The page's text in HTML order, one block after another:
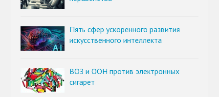
Пять сфер ускоренного развития
искусственного интеллекта
ВОЗ и ООН против электронных
сигарет